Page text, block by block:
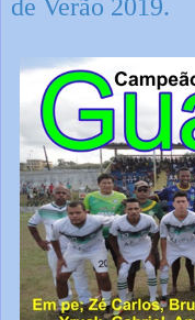
de Verão 2019.